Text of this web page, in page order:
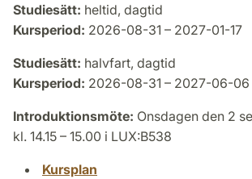
Studiesätt: heltid, dagtid
Kursperiod: 2026-08-31 – 2027-01-17
Studiesätt: halvfart, dagtid
Kursperiod: 2026-08-31 – 2027-06-06
Introduktionsmöte: Onsdagen den 2
kl. 14.15 – 15.00 i LUX:B538
Kursplan